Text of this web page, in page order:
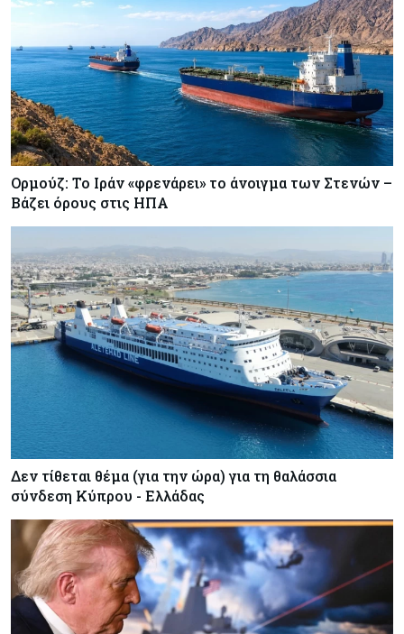
Ορμούζ: Το Ιράν «φρενάρει» το άνοιγμα των Στενών –
Βάζει όρους στις ΗΠΑ
Δεν τίθεται θέμα (για την ώρα) για τη θαλάσσια
σύνδεση Κύπρου - Ελλάδας